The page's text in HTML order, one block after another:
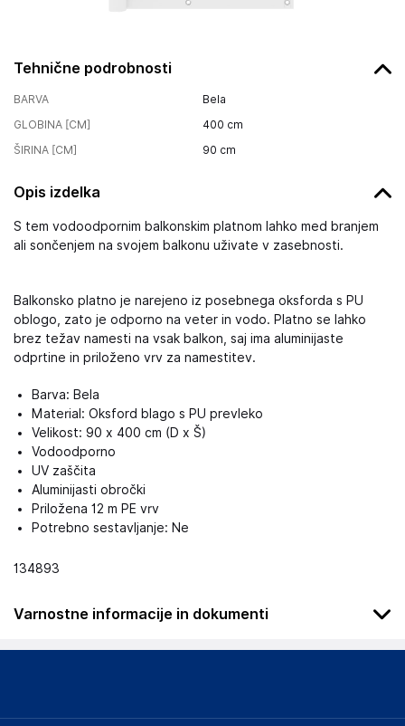
Tehnične podrobnosti
BARVA
Bela
GLOBINA [CM]
400 cm
ŠIRINA [CM]
90 cm
Opis izdelka
S tem vodoodpornim balkonskim platnom lahko med branjem
ali sončenjem na svojem balkonu uživate v zasebnosti.
Balkonsko platno je narejeno iz posebnega oksforda s PU
oblogo, zato je odporno na veter in vodo. Platno se lahko
brez težav namesti na vsak balkon, saj ima aluminijaste
odprtine in priloženo vrv za namestitev.
Barva: Bela
Material: Oksford blago s PU prevleko
Velikost: 90 x 400 cm (D x Š)
Vodoodporno
UV zaščita
Aluminijasti obročki
Priložena 12 m PE vrv
Potrebno sestavljanje: Ne
134893
Varnostne informacije in dokumenti
Podatki o proizvajalcu